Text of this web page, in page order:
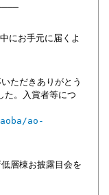
にお手元に届くよ
ただきありがとう
た。入賞者等につ
ao-
層棟お披露目会を